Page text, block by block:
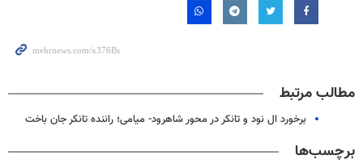
مطالب مرتبط
برخورد ال نود و تانکر در محور شاهرود- میامی؛ راننده تانکر جان باخت
برچسب‌ها